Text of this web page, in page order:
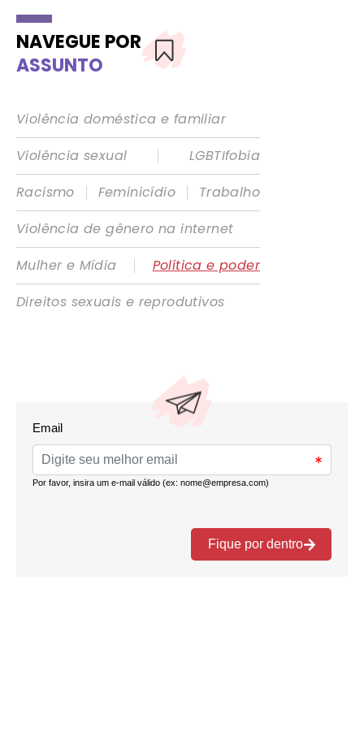
NAVEGUE POR
ASSUNTO
Violência doméstica e familiar
Violência sexual
|
LGBTIfobia
Racismo
| Feminicídio |
Trabalho
Violência de gênero na internet
Mulher e Mídia
|
Política e poder
Direitos sexuais e reprodutivos